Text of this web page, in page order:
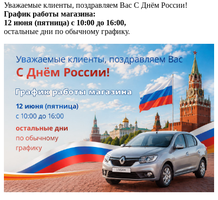
Уважаемые клиенты, поздравляем Вас С Днём России!
График работы магазина:
12 июня (пятница) с 10:00 до 16:00,
остальные дни по обычному графику.